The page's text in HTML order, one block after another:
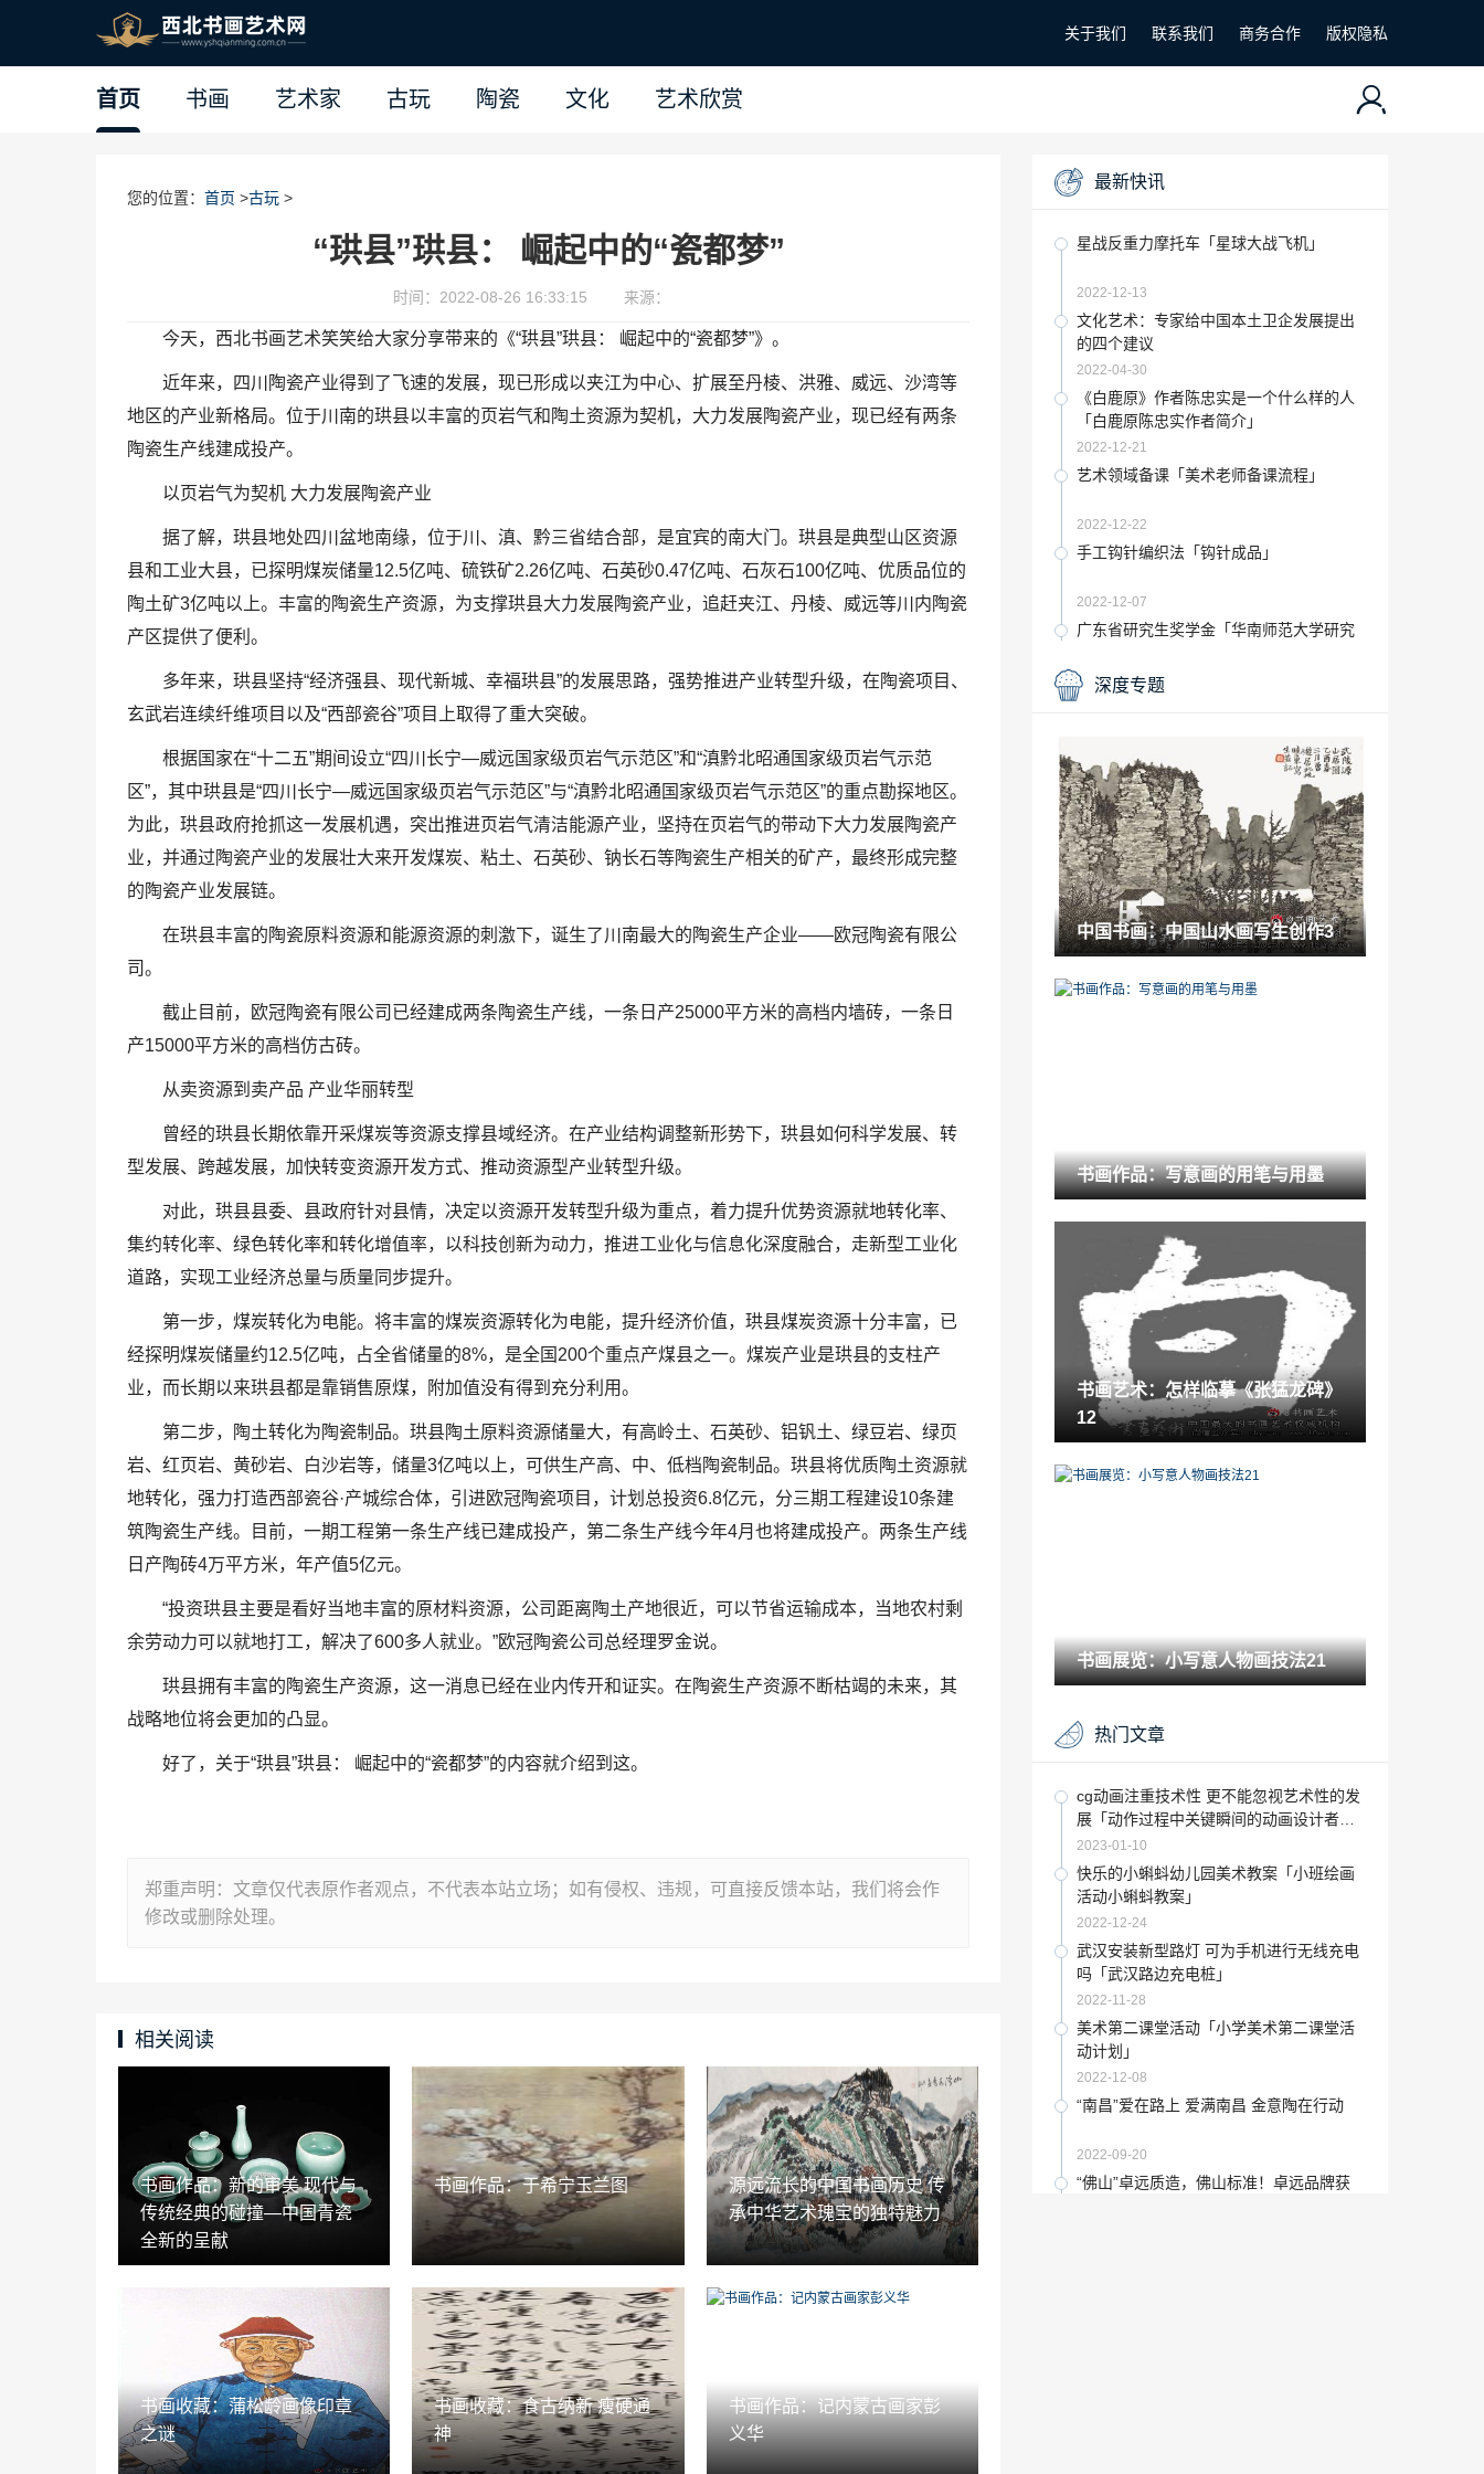
关于我们 联系我们 商务合作 版权隐私
首页 书画 艺术家 古玩 陶瓷 文化 艺术欣赏
您的位置： 首页 >古玩 >
“珙县”珙县： 崛起中的“瓷都梦”
时间：2022-08-26 16:33:15 来源：
今天，西北书画艺术笑笑给大家分享带来的《“珙县”珙县： 崛起中的“瓷都梦”》。
近年来，四川陶瓷产业得到了飞速的发展，现已形成以夹江为中心、扩展至丹棱、洪雅、威远、沙湾等
地区的产业新格局。位于川南的珙县以丰富的页岩气和陶土资源为契机，大力发展陶瓷产业，现已经有两条
陶瓷生产线建成投产。
以页岩气为契机 大力发展陶瓷产业
据了解，珙县地处四川盆地南缘，位于川、滇、黔三省结合部，是宜宾的南大门。珙县是典型山区资源
县和工业大县，已探明煤炭储量12.5亿吨、硫铁矿2.26亿吨、石英砂0.47亿吨、石灰石100亿吨、优质品位的
陶土矿3亿吨以上。丰富的陶瓷生产资源，为支撑珙县大力发展陶瓷产业，追赶夹江、丹棱、威远等川内陶瓷
产区提供了便利。
多年来，珙县坚持“经济强县、现代新城、幸福珙县”的发展思路，强势推进产业转型升级，在陶瓷项目、
玄武岩连续纤维项目以及“西部瓷谷”项目上取得了重大突破。
根据国家在“十二五”期间设立“四川长宁—威远国家级页岩气示范区”和“滇黔北昭通国家级页岩气示范
区”，其中珙县是“四川长宁—威远国家级页岩气示范区”与“滇黔北昭通国家级页岩气示范区”的重点勘探地区。
为此，珙县政府抢抓这一发展机遇，突出推进页岩气清洁能源产业，坚持在页岩气的带动下大力发展陶瓷产
业，并通过陶瓷产业的发展壮大来开发煤炭、粘土、石英砂、钠长石等陶瓷生产相关的矿产，最终形成完整
的陶瓷产业发展链。
在珙县丰富的陶瓷原料资源和能源资源的刺激下，诞生了川南最大的陶瓷生产企业——欧冠陶瓷有限公
司。
截止目前，欧冠陶瓷有限公司已经建成两条陶瓷生产线，一条日产25000平方米的高档内墙砖，一条日
产15000平方米的高档仿古砖。
从卖资源到卖产品 产业华丽转型
曾经的珙县长期依靠开采煤炭等资源支撑县域经济。在产业结构调整新形势下，珙县如何科学发展、转
型发展、跨越发展，加快转变资源开发方式、推动资源型产业转型升级。
对此，珙县县委、县政府针对县情，决定以资源开发转型升级为重点，着力提升优势资源就地转化率、
集约转化率、绿色转化率和转化增值率，以科技创新为动力，推进工业化与信息化深度融合，走新型工业化
道路，实现工业经济总量与质量同步提升。
第一步，煤炭转化为电能。将丰富的煤炭资源转化为电能，提升经济价值，珙县煤炭资源十分丰富，已
经探明煤炭储量约12.5亿吨，占全省储量的8%，是全国200个重点产煤县之一。煤炭产业是珙县的支柱产
业，而长期以来珙县都是靠销售原煤，附加值没有得到充分利用。
第二步，陶土转化为陶瓷制品。珙县陶土原料资源储量大，有高岭土、石英砂、铝钒土、绿豆岩、绿页
岩、红页岩、黄砂岩、白沙岩等，储量3亿吨以上，可供生产高、中、低档陶瓷制品。珙县将优质陶土资源就
地转化，强力打造西部瓷谷·产城综合体，引进欧冠陶瓷项目，计划总投资6.8亿元，分三期工程建设10条建
筑陶瓷生产线。目前，一期工程第一条生产线已建成投产，第二条生产线今年4月也将建成投产。两条生产线
日产陶砖4万平方米，年产值5亿元。
“投资珙县主要是看好当地丰富的原材料资源，公司距离陶土产地很近，可以节省运输成本，当地农村剩
余劳动力可以就地打工，解决了600多人就业。”欧冠陶瓷公司总经理罗金说。
珙县拥有丰富的陶瓷生产资源，这一消息已经在业内传开和证实。在陶瓷生产资源不断枯竭的未来，其
战略地位将会更加的凸显。
好了，关于“珙县”珙县： 崛起中的“瓷都梦”的内容就介绍到这。
郑重声明：文章仅代表原作者观点，不代表本站立场；如有侵权、违规，可直接反馈本站，我们将会作
修改或删除处理。
相关阅读
书画作品：新的审美 现代与
传统经典的碰撞—中国青瓷
全新的呈献
书画作品：于希宁玉兰图
源远流长的中国书画历史 传
承中华艺术瑰宝的独特魅力
书画收藏：蒲松龄画像印章
之谜
书画收藏：食古纳新 瘦硬通
神
书画作品：记内蒙古画家彭
义华
最新快讯
星战反重力摩托车「星球大战飞机」
2022-12-13
文化艺术：专家给中国本土卫企发展提出
的四个建议
2022-04-30
《白鹿原》作者陈忠实是一个什么样的人
「白鹿原陈忠实作者简介」
2022-12-21
艺术领域备课「美术老师备课流程」
2022-12-22
手工钩针编织法「钩针成品」
2022-12-07
广东省研究生奖学金「华南师范大学研究
2022-11-17
2021-09-04
鉴赏百科：博德再次瞩目 340米特大陶瓷
窑炉点火
2021-09-10
乱涂乱画的艺术家「乱画的画家」
2023-02-01
可在宿舍养的宠物「宿舍养的小宠物」
2023-02-01
艺术百科：政策调整卫浴业三大措施应出
口困境
2021-11-21
楚风汉韵古彭城「彭城世泽长汉室家声」
2023-01-16
收藏要闻：古董鉴定大变身 科学仪器昨现
身漳州
2022-04-14
艺考狸大叔的公司「艺考之神是谁」
花艺创意设计「创意花艺」
2022-11-18
现之旅宣讲会呼和浩特站圆满落幕
“陶瓷”萨米特陶瓷又获了陶瓷十大品牌称
号
2022-10-10
古玩百科：整体卫浴大势所趋 或将进入高
速发展时期
2022-08-04
湛江推迟开学吗「今年考试会延迟吗」
2023-01-21
穿越叙事 喜剧艺术与家庭伦理小说「影视
文学」
2023-01-05
“大将军”大将军陶瓷九省联动启动大会火
2022-12-12
“威尔斯”威尔斯陶瓷将重磅参展2021佛山
深度专题
中国书画：中国山水画写生创作3
书画作品：写意画的用笔与用墨
书画艺术：怎样临摹《张猛龙碑》
12
书画展览：小写意人物画技法21
热门文章
cg动画注重技术性 更不能忽视艺术性的发
展「动作过程中关键瞬间的动画设计者
是」
2023-01-10
快乐的小蝌蚪幼儿园美术教案「小班绘画
活动小蝌蚪教案」
2022-12-24
武汉安装新型路灯 可为手机进行无线充电
吗「武汉路边充电桩」
2022-11-28
美术第二课堂活动「小学美术第二课堂活
动计划」
2022-12-08
“南昌”爱在路上 爱满南昌 金意陶在行动
2022-09-20
“佛山”卓远质造，佛山标准！卓远品牌获